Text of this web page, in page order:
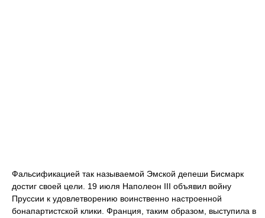
Фальсификацией так называемой Эмской депеши Бисмарк
достиг своей цели. 19 июля Наполеон III объявил войну
Пруссии к удовлетворению воинственно настроенной
бонапартистской клики. Франция, таким образом, выступила в